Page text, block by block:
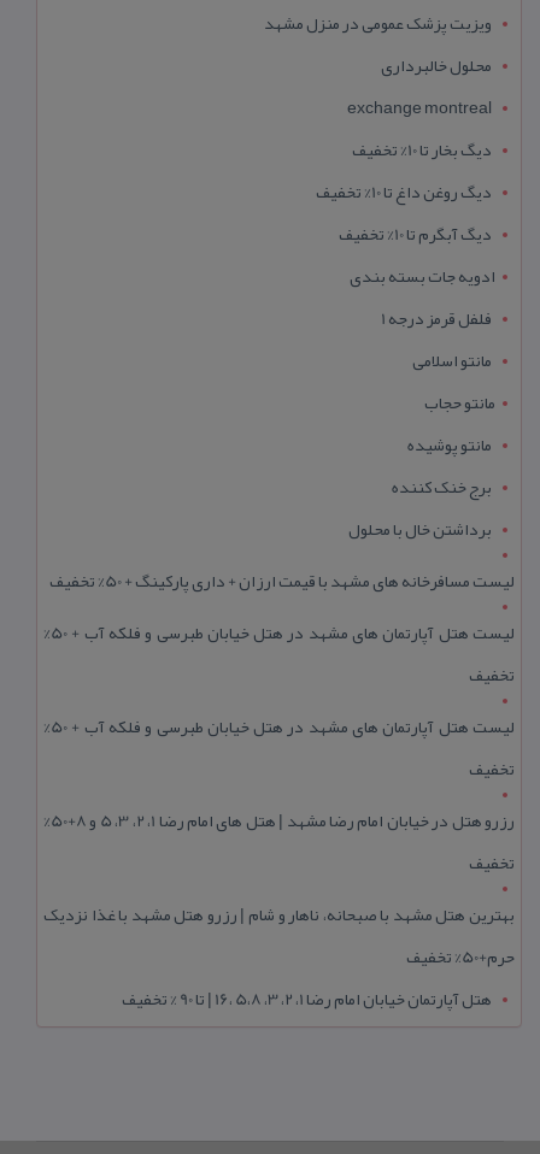
ویزیت پزشک عمومی در منزل مشهد
محلول خالبرداری
exchange montreal
دیگ بخار تا 10% تخفیف
دیگ روغن داغ تا 10% تخفیف
دیگ آبگرم تا 10% تخفیف
ادویه جات بسته بندی
فلفل قرمز درجه 1
مانتو اسلامی
مانتو حجاب
مانتو پوشیده
برج خنک کننده
برداشتن خال با محلول
لیست مسافرخانه های مشهد با قیمت ارزان + داری پارکینگ + 50% تخفیف
لیست هتل آپارتمان های مشهد در هتل خیابان طبرسی و فلکه آب + 50%
تخفیف
لیست هتل آپارتمان های مشهد در هتل خیابان طبرسی و فلکه آب + 50%
تخفیف
رزرو هتل در خیابان امام رضا مشهد | هتل‌ های امام رضا 1، 2، 3، 5 و 8+50%
تخفیف
بهترین هتل مشهد با صبحانه، ناهار و شام | رزرو هتل مشهد با غذا نزدیک
حرم+50% تخفیف
هتل آپارتمان خیابان امام رضا 1، 2، 3، 5،8 ،16 | تا 90 % تخفیف